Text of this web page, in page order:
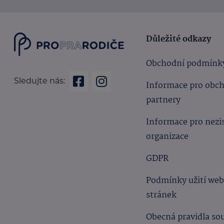
Sledujte nás:
Důležité odkazy
Obchodní
Informace pro
partnery
Informace pro
organizace
GDPR
Podmínky užití
stránek
Obecná pravidla